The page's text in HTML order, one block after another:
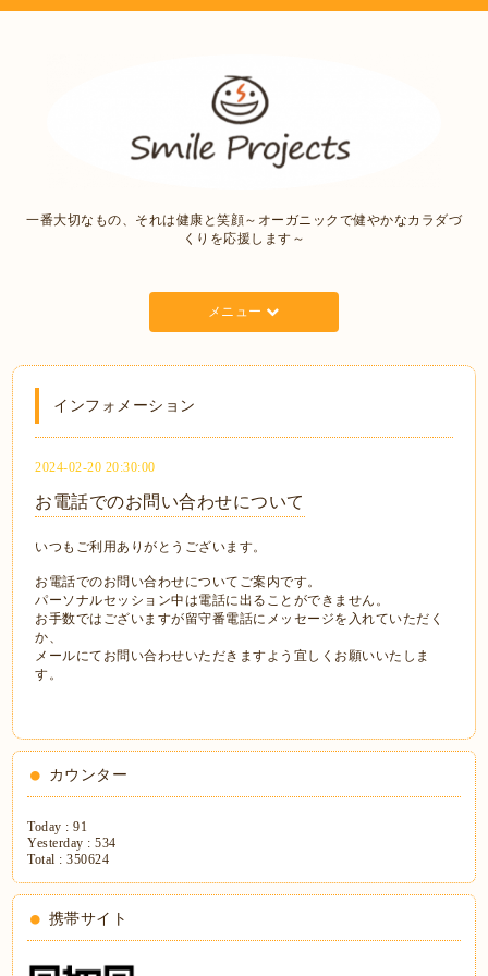
一番大切なもの、それは健康と笑顔～オーガニックで健やかなカラダづ
くりを応援します～
メニュー
インフォメーション
2024-02-20 20:30:00
お電話でのお問い合わせについて
いつもご利用ありがとうございます。
お電話でのお問い合わせについてご案内です。
パーソナルセッション中は電話に出ることができません。
お手数ではございますが留守番電話にメッセージを入れていただく
か、
メールにてお問い合わせいただきますよう宜しくお願いいたしま
す。
カウンター
Today :91
Yesterday :534
Total :350624
携帯サイト